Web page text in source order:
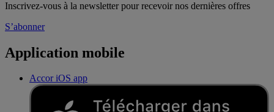
Inscrivez-vous à la newsletter pour recevoir nos dernières offres
S’abonner
Application mobile
Accor iOS app